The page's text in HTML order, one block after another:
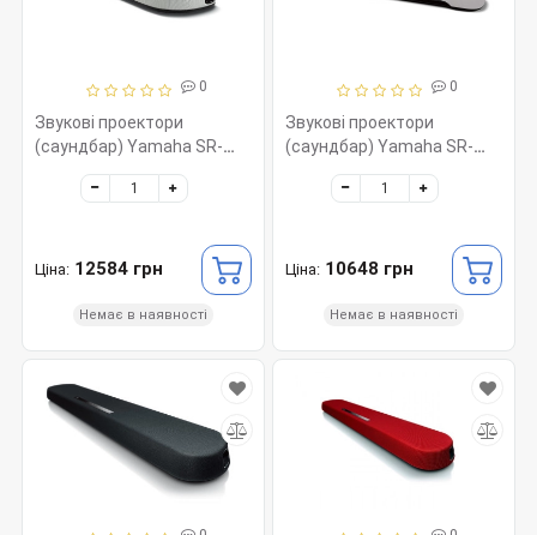
0
Звукові проектори
(саундбар) Yamaha SR-
B20A White
Ціна: 12584 грн
Немає в наявності
0
Звукові проектори
(саундбар) Yamaha SR-
C20A White
Ціна: 10648 грн
Немає в наявності